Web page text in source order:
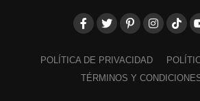
POLÍTICA DE PRIVACIDAD
TÉRMINOS Y